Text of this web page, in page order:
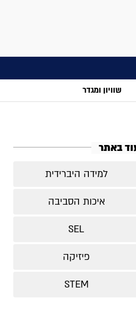
שוויון ומגדר
באתר
למידה היברידית
איכות הסביבה
SEL
פיזיקה
STEM